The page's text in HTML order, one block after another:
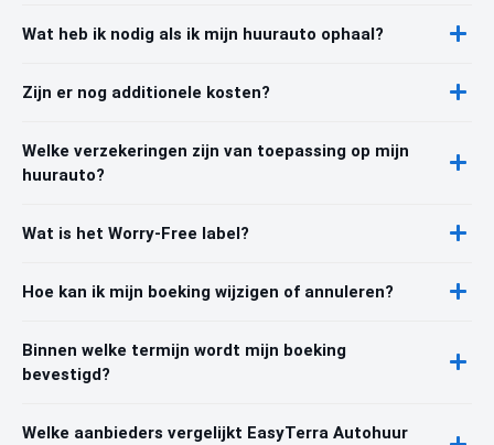
Wat heb ik nodig als ik mijn huurauto ophaal?
Zijn er nog additionele kosten?
Welke verzekeringen zijn van toepassing op mijn
huurauto?
Wat is het Worry-Free label?
Hoe kan ik mijn boeking wijzigen of annuleren?
Binnen welke termijn wordt mijn boeking
bevestigd?
Welke aanbieders vergelijkt EasyTerra Autohuur